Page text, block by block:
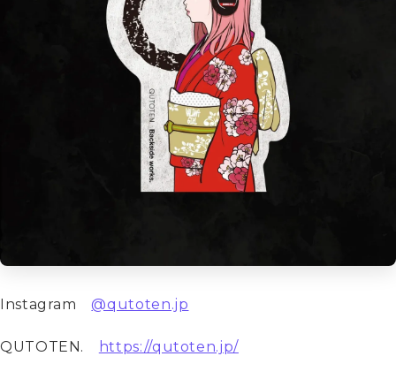
Instagram @qutoten.jp
QUTOTEN. https://qutoten.jp/